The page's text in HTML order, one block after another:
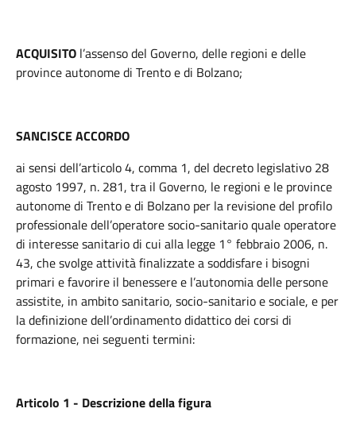
ACQUISITO l’assenso del Governo, delle regioni e delle
province autonome di Trento e di Bolzano;
SANCISCE ACCORDO
ai sensi dell’articolo 4, comma 1, del decreto legislativo 28
agosto 1997, n. 281, tra il Governo, le regioni e le province
autonome di Trento e di Bolzano per la revisione del profilo
professionale dell’operatore socio-sanitario quale operatore
di interesse sanitario di cui alla legge 1° febbraio 2006, n.
43, che svolge attività finalizzate a soddisfare i bisogni
primari e favorire il benessere e l’autonomia delle persone
assistite, in ambito sanitario, socio-sanitario e sociale, e per
la definizione dell’ordinamento didattico dei corsi di
formazione, nei seguenti termini:
Articolo 1 - Descrizione della figura